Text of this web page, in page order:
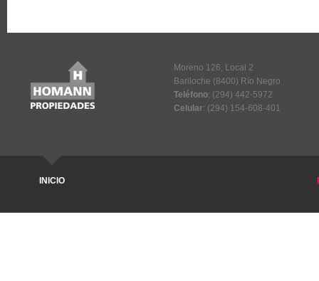
Moreno 126, Local 2
Bariloche (8400) Río Negro
Teléfono: (294) 442-5972
Celular: (294) 154-608-401
INICIO